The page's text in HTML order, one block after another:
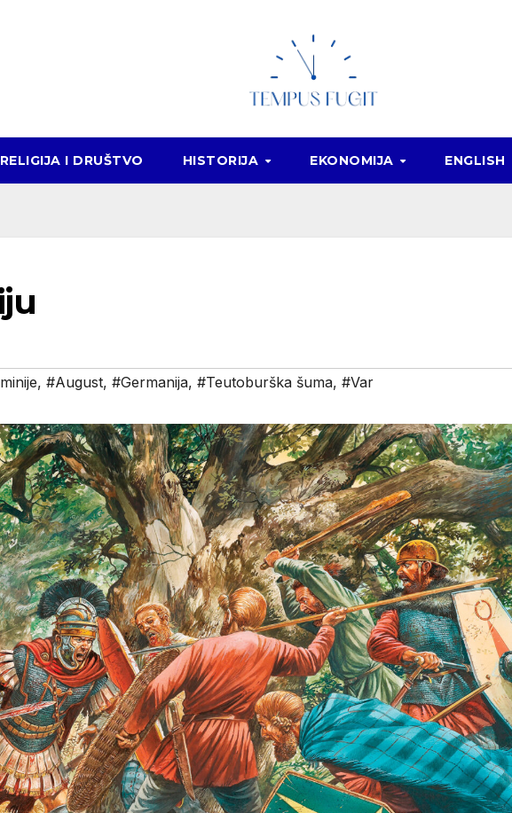
RELIGIJA I DRUŠTVO HISTORIJA EKONOMIJA ENGLISH
, #August, #Germanija, #Teutoburška šuma, #Var